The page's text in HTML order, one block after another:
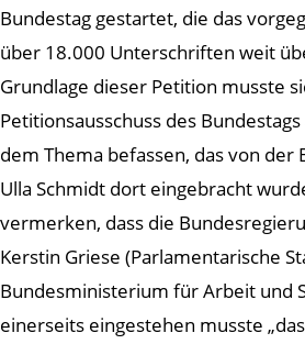
Bundestag gestartet, die das
über 18.000 Unterschriften weit
Grundlage dieser Petition musste
Petitionsausschuss des
dem Thema befassen, das von der
Ulla Schmidt dort eingebracht
vermerken, dass die
Kerstin Griese (Parlamentarische
Bundesministerium für Arbeit und
einerseits eingestehen musste